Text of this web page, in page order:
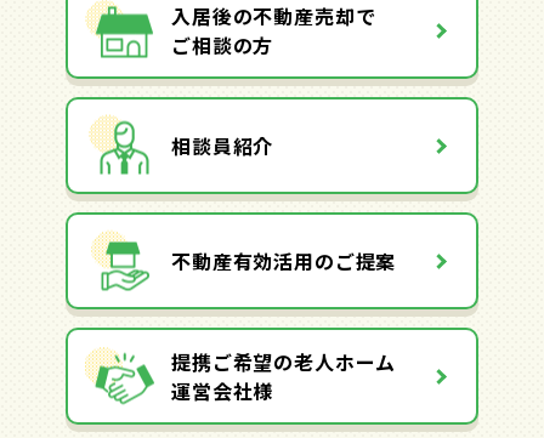
入居後の不動産売却で
ご相談の方
相談員紹介
不動産有効活用のご提案
提携ご希望の老人ホーム
運営会社様